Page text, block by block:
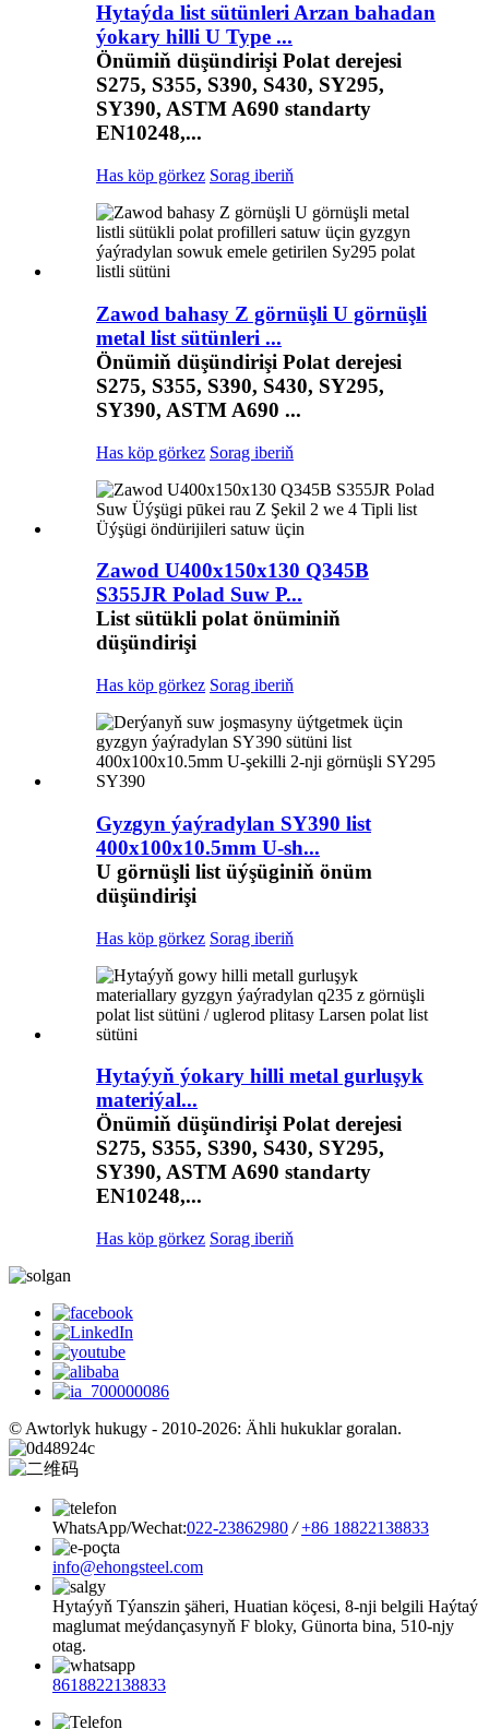
Hytaýda list sütünleri Arzan bahadan
ýokary hilli U Type ...
Önümiň düşündirişi Polat derejesi
S275, S355, S390, S430, SY295,
SY390, ASTM A690 standarty
EN10248,...
Has köp görkez Sorag iberiň
Zawod bahasy Z görnüşli U görnüşli
metal list sütünleri ...
Önümiň düşündirişi Polat derejesi
S275, S355, S390, S430, SY295,
SY390, ASTM A690 ...
Has köp görkez Sorag iberiň
Zawod U400x150x130 Q345B
S355JR Polad Suw P...
List sütükli polat önüminiň
düşündirişi
Has köp görkez Sorag iberiň
Gyzgyn ýaýradylan SY390 list
400x100x10.5mm U-sh...
U görnüşli list üýşüginiň önüm
düşündirişi
Has köp görkez Sorag iberiň
Hytaýyň ýokary hilli metal gurluşyk
materiýal...
Önümiň düşündirişi Polat derejesi
S275, S355, S390, S430, SY295,
SY390, ASTM A690 standarty
EN10248,...
Has köp görkez Sorag iberiň
© Awtorlyk hukugy - 2010-2026: Ähli hukuklar goralan.
WhatsApp/Wechat:022-23862980 / +86 18822138833
info@ehongsteel.com
Hytaýyň Týanszin şäheri, Huatian köçesi, 8-nji belgili Haýtaý
maglumat meýdançasynyň F bloky, Günorta bina, 510-njy
otag.
8618822138833